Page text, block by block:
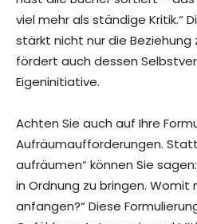
viel mehr als ständige Kritik.“
stärkt nicht nur die Beziehung
fördert auch dessen
Eigeninitiative.
Achten Sie auch auf Ihre
Aufräumaufforderungen.
aufräumen“ können Sie
in Ordnung zu bringen.
anfangen?“ Diese